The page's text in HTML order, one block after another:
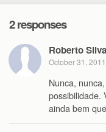
2 responses
Roberto Silva
October 31, 2011
Nunca,
possibilidade.
ainda bem